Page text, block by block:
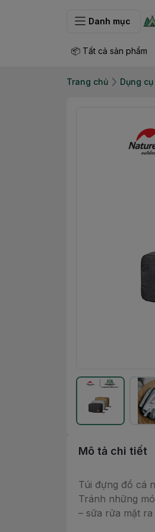
Danh mục
📦 Tất cả sản phẩm
Trang chủ Dụng
Mô tả chi tiết
Túi đựng đồ cá
Tránh những
– sữa rửa mặt ra